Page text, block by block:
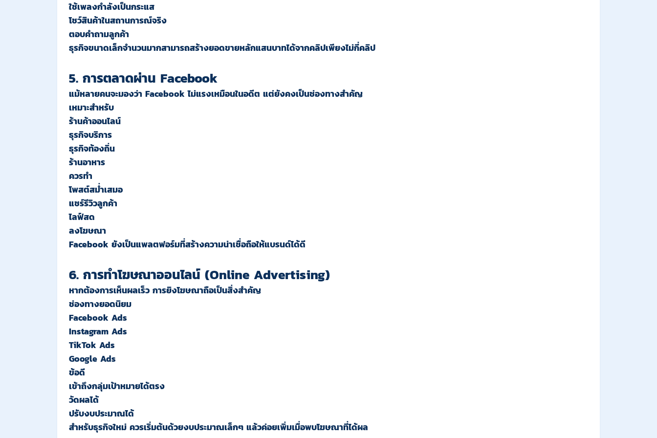
ใช้เพลงกำลังเป็นกระแส
โชว์สินค้าในสถานการณ์จริง
ตอบคำถามลูกค้า
ธุรกิจขนาดเล็กจำนวนมากสามารถสร้างยอดขายหลักแสนบาทได้จากคลิปเพียงไม่กี่คลิป
5. การตลาดผ่าน Facebook
แม้หลายคนจะมองว่า Facebook ไม่แรงเหมือนในอดีต แต่ยังคงเป็นช่องทางสำคัญ
เหมาะสำหรับ
ร้านค้าออนไลน์
ธุรกิจบริการ
ธุรกิจท้องถิ่น
ร้านอาหาร
ควรทำ
โพสต์สม่ำเสมอ
แชร์รีวิวลูกค้า
ไลฟ์สด
ลงโฆษณา
Facebook ยังเป็นแพลตฟอร์มที่สร้างความน่าเชื่อถือให้แบรนด์ได้ดี
6. การทำโฆษณาออนไลน์ (Online Advertising)
หากต้องการเห็นผลเร็ว การยิงโฆษณาถือเป็นสิ่งสำคัญ
ช่องทางยอดนิยม
Facebook Ads
Instagram Ads
TikTok Ads
Google Ads
ข้อดี
เข้าถึงกลุ่มเป้าหมายได้ตรง
วัดผลได้
ปรับงบประมาณได้
สำหรับธุรกิจใหม่ ควรเริ่มต้นด้วยงบประมาณเล็กๆ แล้วค่อยเพิ่มเมื่อพบโฆษณาที่ได้ผล